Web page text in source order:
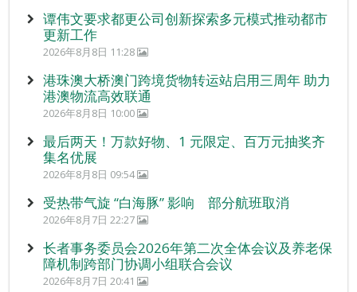
谭伟文要求都更公司创新探索多元模式推动都市
更新工作
2026年8月8日 11:28
港珠澳大桥澳门跨境货物转运站启用三周年 助力
港澳物流高效联通
2026年8月8日 10:00
最后两天！万款好物、1 元限定、百万元抽奖齐
集名优展
2026年8月8日 09:54
受热带气旋 “白海豚” 影响 部分航班取消
2026年8月7日 22:27
长者事务委员会2026年第二次全体会议及养老保
障机制跨部门协调小组联合会议
2026年8月7日 20:41